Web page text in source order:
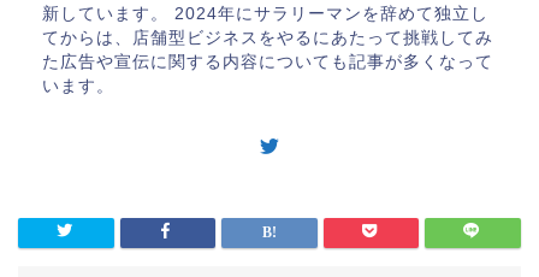
新しています。 2024年にサラリーマンを辞めて独立し
てからは、店舗型ビジネスをやるにあたって挑戦してみ
た広告や宣伝に関する内容についても記事が多くなって
います。